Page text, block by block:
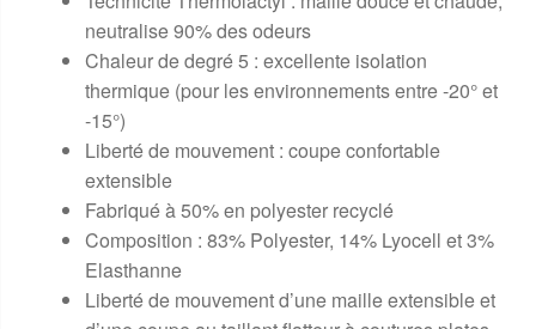
neutralise 90% des odeurs
Chaleur de degré 5 : excellente isolation
thermique (pour les environnements entre -20° et
-15°)
Liberté de mouvement : coupe confortable
extensible
Fabriqué à 50% en polyester recyclé
Composition : 83% Polyester, 14% Lyocell et 3%
Elasthanne
Liberté de mouvement d’une maille extensible et